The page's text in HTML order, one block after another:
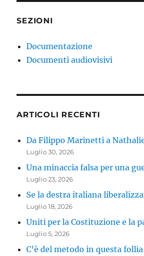
SEZIONI
Documentazione
Documenti audiovisivi
ARTICOLI RECENTI
Da Filippo Marinetti a
Luglio 30, 2026
Una minaccia falsa per una
Luglio 23, 2026
Se la destra italiana
Luglio 18, 2026
Uniti per la Costituzione e la
Luglio 5, 2026
C’è del metodo in questa follia